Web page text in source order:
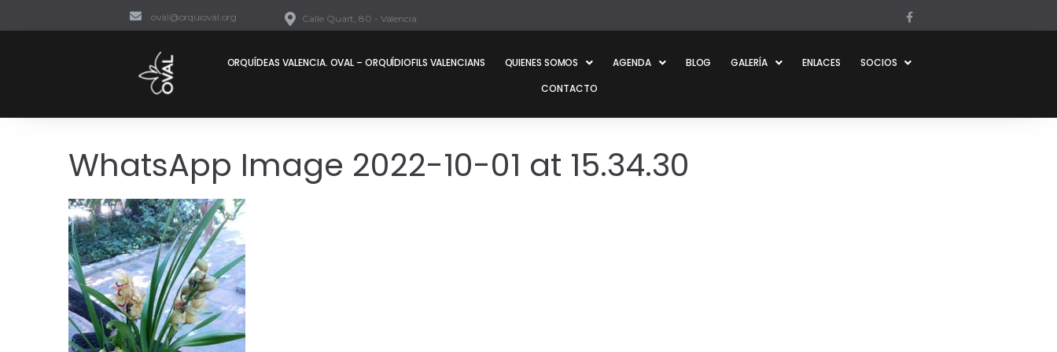
oval@orquioval.org Calle Quart, 80 - Valencia
ORQUÍDEAS VALENCIA. OVAL – ORQUÍDIOFILS VALENCIANS QUIENES SOMOS AGENDA BLOG GALERÍA ENLACES
SOCIOS
CONTACTO
WhatsApp Image 2022-10-01 at 15.34.30